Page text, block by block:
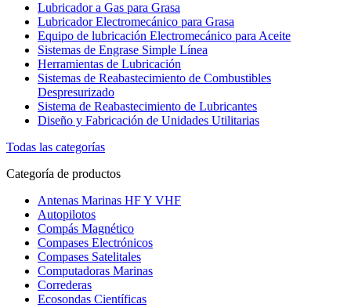
Lubricador a Gas para Grasa
Lubricador Electromecánico para Grasa
Equipo de lubricación Electromecánico para Aceite
Sistemas de Engrase Simple Línea
Herramientas de Lubricación
Sistemas de Reabastecimiento de Combustibles
Despresurizado
Sistema de Reabastecimiento de Lubricantes
Diseño y Fabricación de Unidades Utilitarias
Todas las categorías
Categoría de productos
Antenas Marinas HF Y VHF
Autopilotos
Compás Magnético
Compases Electrónicos
Compases Satelitales
Computadoras Marinas
Correderas
Ecosondas Científicas